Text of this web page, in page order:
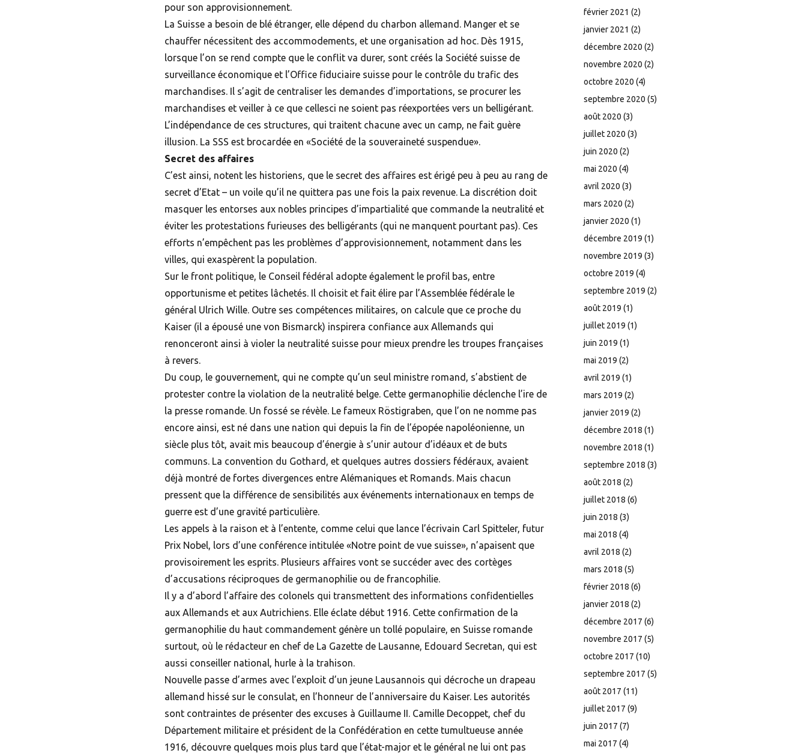
pour son approvisionnement.
La Suissea besoin de blé étranger, elle dépend du charbon allemand. Manger et se
chauffer nécessitent des accommodements, et une organisation ad hoc. Dès 1915,
lorsque l’on se rend compte que le conflit va durer, sont créés la Société suissede
surveillance économique et l’Office fiduciaire suissepour le contrôle du trafic des
marchandises. Il s’agit de centraliser les demandes d’importations, se procurer les
marchandises et veiller à ce que cellesci ne soient pas réexportées vers un belligérant.
L’indépendance de ces structures, qui traitent chacune avec un camp, ne fait guère
illusion. La SSS est brocardée en «Société de la souveraineté suspendue».
Secret des affaires
C’est ainsi, notent les historiens, que le secret des affaires est érigé peu à peu au rang de
secret d’Etat – un voile qu’il ne quittera pas une fois la paix revenue. La discrétion doit
masquer les entorses aux nobles principes d’impartialité que commande la neutralité et
éviter les protestations furieuses des belligérants (qui ne manquent pourtant pas). Ces
efforts n’empêchent pas les problèmes d’approvisionnement, notamment dans les
villes, qui exaspèrent la population.
Sur le front politique, le Conseil fédéral adopte également le profil bas, entre
opportunisme et petites lâchetés. Il choisit et fait élire par l’Assemblée fédérale le
général Ulrich Wille. Outre ses compétences militaires, on calcule que ce proche du
Kaiser (il a épousé une von Bismarck) inspirera confiance aux Allemands qui
renonceront ainsi à violer la neutralité suissepour mieux prendre les troupes françaises
à revers.
Du coup, le gouvernement, qui ne compte qu’un seul ministre romand, s’abstient de
protester contre la violation de la neutralité belge. Cette germanophilie déclenche l’ire de
la presse romande. Un fossé se révèle. Le fameux Röstigraben, que l’on ne nomme pas
encore ainsi, est né dans une nation qui depuis la fin de l’épopée napoléonienne, un
siècle plus tôt, avait mis beaucoup d’énergie à s’unir autour d’idéaux et de buts
communs. La convention du Gothard, et quelques autres dossiers fédéraux, avaient
déjà montré de fortes divergences entre Alémaniques et Romands. Mais chacun
pressent que la différence de sensibilités aux événements internationaux en temps de
guerre est d’une gravité particulière.
Les appels à la raison et à l’entente, comme celui que lance l’écrivain Carl Spitteler, futur
Prix Nobel, lors d’une conférence intitulée «Notre point de vue suisse», n’apaisent que
provisoirement les esprits. Plusieurs affaires vont se succéder avec des cortèges
d’accusations réciproques de germanophilie ou de francophilie.
Il y a d’abord l’affaire des colonels qui transmettent des informations confidentielles
aux Allemands et aux Autrichiens. Elle éclate début 1916. Cette confirmation de la
germanophilie du haut commandement génère un tollé populaire, en Suisseromande
surtout, où le rédacteur en chef de La Gazette de Lausanne, Edouard Secretan, qui est
aussi conseiller national, hurle à la trahison.
Nouvelle passe d’armes avec l’exploit d’un jeune Lausannois qui décroche un drapeau
allemand hissé sur le consulat, en l’honneur de l’anniversaire du Kaiser. Les autorités
sont contraintes de présenter des excuses à Guillaume II. Camille Decoppet, chef du
Département militaire et président de la Confédération en cette tumultueuse année
1916, découvre quelques mois plus tard que l’état-major et le général ne lui ont pas
février 2021 (2)
janvier 2021 (2)
décembre 2020 (2)
novembre 2020 (2)
octobre 2020 (4)
septembre 2020 (5)
août 2020 (3)
juillet 2020 (3)
juin 2020 (2)
mai 2020 (4)
avril 2020 (3)
mars 2020 (2)
janvier 2020 (1)
décembre 2019 (1)
novembre 2019 (3)
octobre 2019 (4)
septembre 2019 (2)
août 2019 (1)
juillet 2019 (1)
juin 2019 (1)
mai 2019 (2)
avril 2019 (1)
mars 2019 (2)
janvier 2019 (2)
décembre 2018 (1)
novembre 2018 (1)
septembre 2018 (3)
août 2018 (2)
juillet 2018 (6)
juin 2018 (3)
mai 2018 (4)
avril 2018 (2)
mars 2018 (5)
février 2018 (6)
janvier 2018 (2)
décembre 2017 (6)
novembre 2017 (5)
octobre 2017 (10)
septembre 2017 (5)
août 2017 (11)
juillet 2017 (9)
juin 2017 (7)
mai 2017 (4)